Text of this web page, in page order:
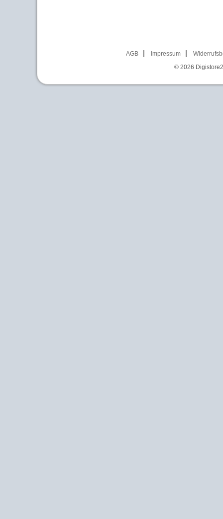
AGB Impressum
© 2026